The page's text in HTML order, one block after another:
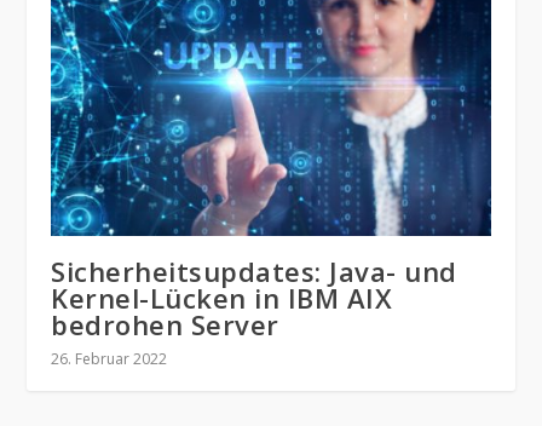
Sicherheitsupdates: Java- und
Kernel-Lücken in IBM AIX
bedrohen Server
26. Februar 2022